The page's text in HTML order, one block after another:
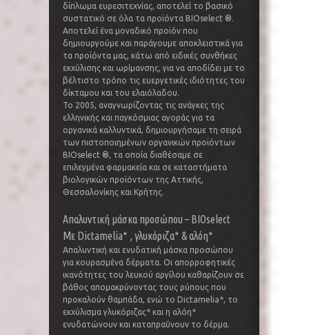
δίπλωμα ευρεσιτεχνίας, αποτελεί το βασικό
συστατικό σε όλα τα προϊόντα BIOselect ®.
Αποτελεί ένα μοναδικό προϊόν που
δημιουργούμε και παράγουμε αποκλειστικά για
τα προϊόντα μας, κάτω από ειδικές συνθήκες
εκχύλισης και ωρίμανσης, για να αποδίδει με το
βέλτιστο τρόπο τις ευεργετικές ιδιότητες του
δίκταμου και του ελαιόλαδου.
Το 2005, αναγνωρίζοντας τις ανάγκες της
ελληνικής και παγκόσμιας αγοράς για τα
οργανικά καλλυντικά, δημιουργήσαμε τη σειρά
των πιστοποιημένων οργανικών προϊόντων
BIOselect ®, τα οποία διαθέσαμε σε
επιλεγμένα φαρμακεία και σε καταστήματα
βιολογικών προϊόντων της Αττικής,
Θεσσαλονίκης και Κρήτης.
Απαλυντική μάσκα προσώπου – BIOselect
Με Dictamelia* , γλυκόριζα* & αλόη*
Απαλυντική και ενυδατική μάσκα προσώπου
για κουρασμένα δέρματα. Οι απορροφητικές
ικανότητες του λευκού αργίλου καθαρίζουν σε
βάθος απομακρύνοντας τους ρύπους που
προκαλούν θαμπάδα, ενώ το Dictamelia*, το
εκχύλισμα γλυκόριζας* και η αλόη*
ενυδατώνουν και καταπραΰνουν το δέρμα.